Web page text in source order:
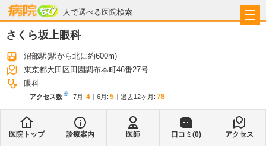
人で選べる医院検索
病院なび
さくら坂上眼科
沼部駅(駅から北に約600m)
東京都大田区田園調布本町46番27号
眼科
アクセス数※ 7月 : 4 6月 : 5 過去12ヶ月: 78
医院トップ 診療案内 医師 口コミ(0) アクセス